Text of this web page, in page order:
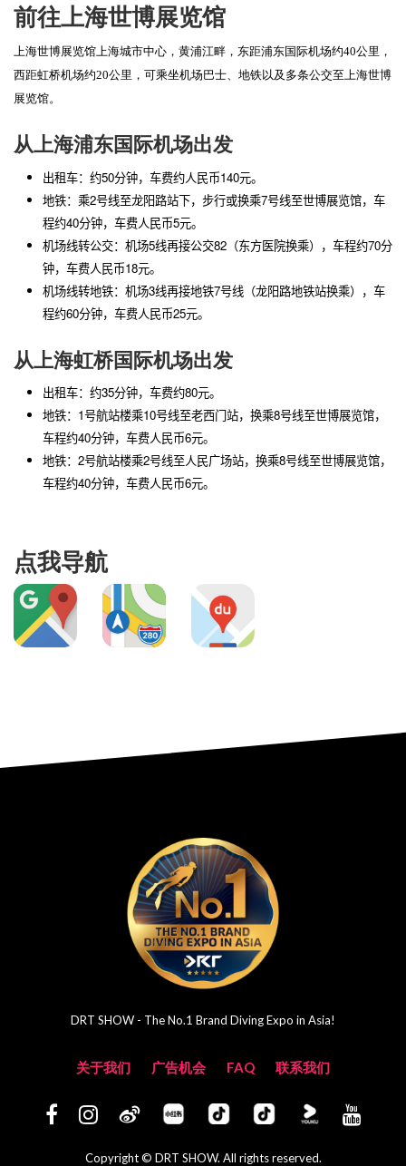
前往上海世博展览馆
上海世博展览馆上海城市中心，黄浦江畔，东距浦东国际机场约40公里，
西距虹桥机场约20公里，可乘坐机场巴士、地铁以及多条公交至上海世博
展览馆。
从上海浦东国际机场出发
出租车：约50分钟，车费约人民币140元。
地铁：乘2号线至龙阳路站下，步行或换乘7号线至世博展览馆，车
程约40分钟，车费人民币5元。
机场线转公交：机场5线再接公交82（东方医院换乘），车程约70分
钟，车费人民币18元。
机场线转地铁：机场3线再接地铁7号线（龙阳路地铁站换乘），车
程约60分钟，车费人民币25元。
从上海虹桥国际机场出发
出租车：约35分钟，车费约80元。
地铁：1号航站楼乘10号线至老西门站，换乘8号线至世博展览馆，
车程约40分钟，车费人民币6元。
地铁：2号航站楼乘2号线至人民广场站，换乘8号线至世博展览馆，
车程约40分钟，车费人民币6元。
点我导航
DRT SHOW - The No.1 Brand Diving Expo in Asia!
关于我们 广告机会 FAQ 联系我们
Copyright © DRT SHOW. All rights reserved.